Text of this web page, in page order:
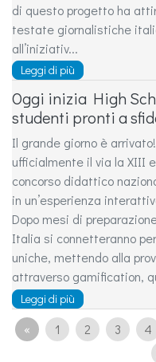
di questo progetto ha
testate giornalistiche
all’iniziativ...
Leggi di più
Oggi inizia High
studenti pronti a
Il grande giorno è
ufficialmente il via la XIII
concorso didattico
in un’esperienza
Dopo mesi di
Italia si connetteranno
uniche, mettendo alla
attraverso gamification,
Leggi di più
« 1 2 3 4